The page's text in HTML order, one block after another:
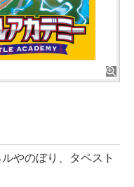
やのぼり、タペスト